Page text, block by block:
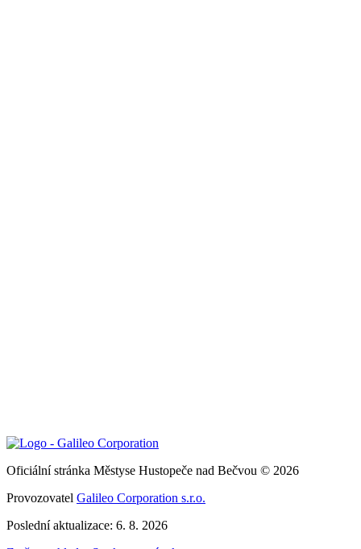
Oficiální stránka Městyse Hustopeče nad Bečvou © 2026
Provozovatel Galileo Corporation s.r.o.
Poslední aktualizace: 6. 8. 2026